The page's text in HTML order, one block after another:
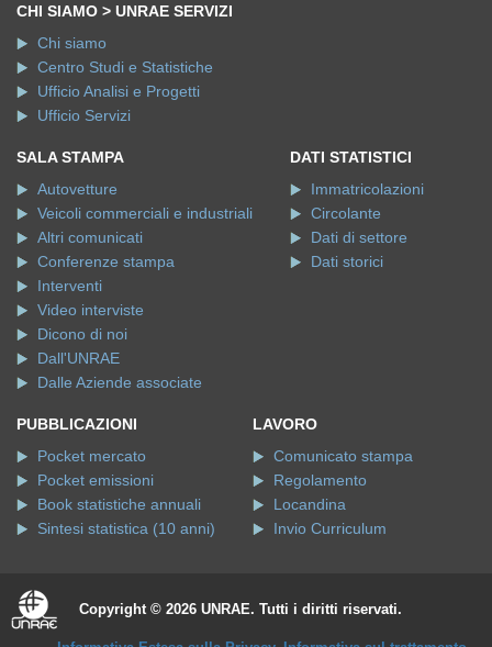
CHI SIAMO > UNRAE SERVIZI
Chi siamo
Centro Studi e Statistiche
Ufficio Analisi e Progetti
Ufficio Servizi
SALA STAMPA
Autovetture
Veicoli commerciali e industriali
Altri comunicati
Conferenze stampa
Interventi
Video interviste
Dicono di noi
Dall'UNRAE
Dalle Aziende associate
DATI STATISTICI
Immatricolazioni
Circolante
Dati di settore
Dati storici
PUBBLICAZIONI
Pocket mercato
Pocket emissioni
Book statistiche annuali
Sintesi statistica (10 anni)
LAVORO
Comunicato stampa
Regolamento
Locandina
Invio Curriculum
Copyright © 2026 UNRAE. Tutti i diritti riservati.